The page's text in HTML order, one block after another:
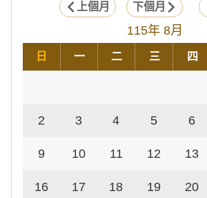
上個月 下個月
115年 8月
日 一 二 三 四
2 3 4 5 6
9 10 11 12 13
16 17 18 19 20